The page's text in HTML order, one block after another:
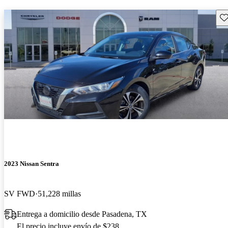
2023 Nissan Sentra
SV FWD 51,228 millas
Entrega a domicilio desde Pasadena, TX